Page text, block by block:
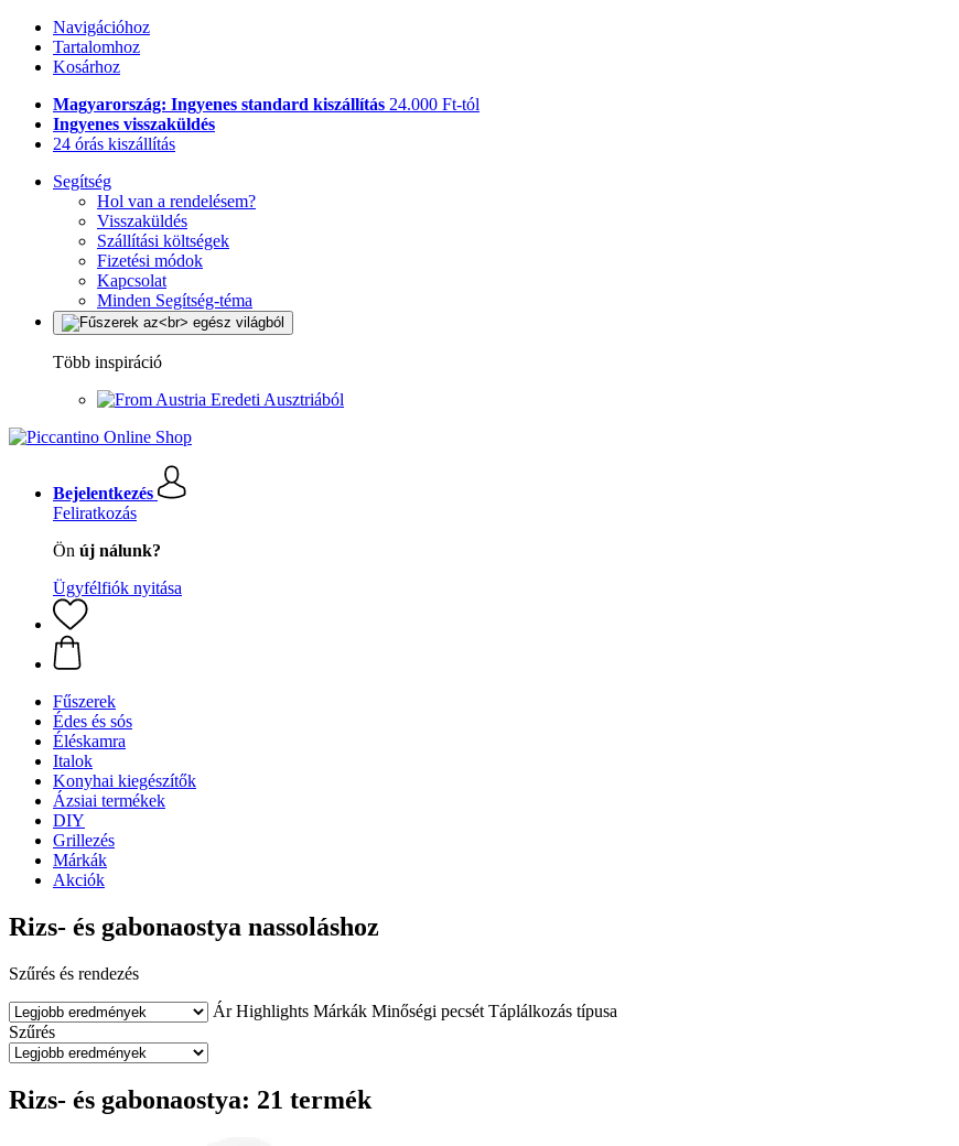
Navigációhoz
Tartalomhoz
Kosárhoz
Magyarország: Ingyenes standard kiszállítás 24.000 Ft-tól
Ingyenes visszaküldés
24 órás kiszállítás
Segítség
Hol van a rendelésem?
Visszaküldés
Szállítási költségek
Fizetési módok
Kapcsolat
Minden Segítség-téma
Több inspiráció
Eredeti Ausztriából
Bejelentkezés
Feliratkozás
Ön új nálunk?
Ügyfélfiók nyitása
Fűszerek
Édes és sós
Éléskamra
Italok
Konyhai kiegészítők
Ázsiai termékek
DIY
Grillezés
Márkák
Akciók
Rizs- és gabonaostya nassoláshoz
Szűrés és rendezés
Ár Highlights Márkák Minőségi pecsét Táplálkozás típusa
Szűrés
Rizs- és gabonaostya: 21 termék